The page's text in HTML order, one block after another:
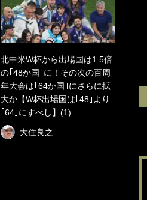
北中米W杯から出場国は1.5倍
の｢48か国｣に！その次の百周
年大会は｢64か国｣にさらに拡
大か【W杯出場国は｢48｣より
｢64｣にすべし】(1)
大住良之